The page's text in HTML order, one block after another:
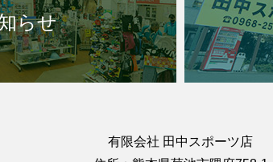
らせ
有限会社 田中スポーツ店